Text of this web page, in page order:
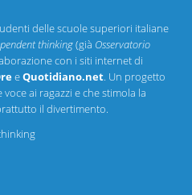
delle scuole superiori italiane
thinking(già Osservatorio
con i siti internet di
eQuotidiano.net. Un progetto
ai ragazzi e che stimola la
il divertimento.